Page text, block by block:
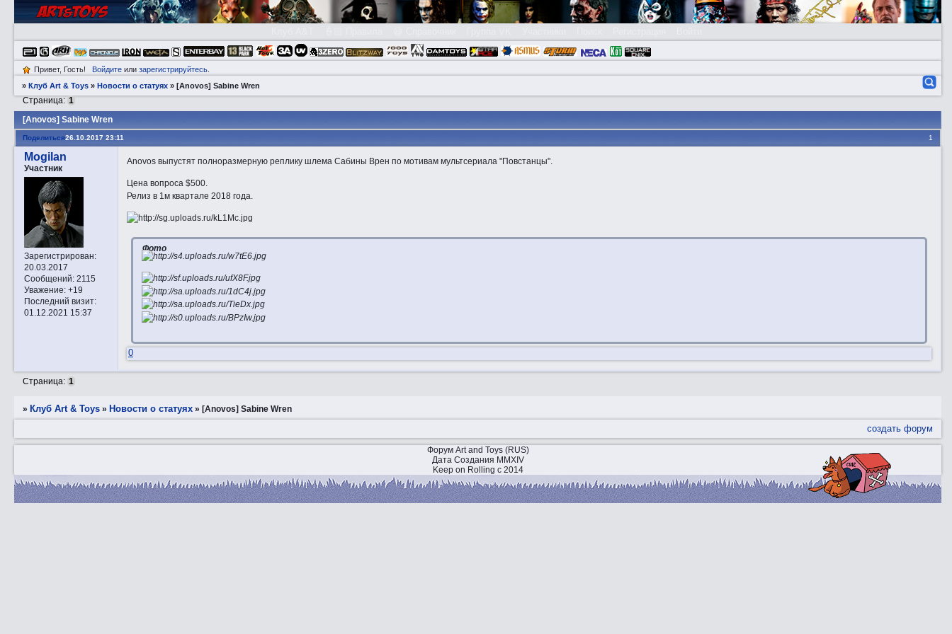
Привет, Гость! Войдитеили зарегистрируйтесь.
»Клуб Art & Toys »Новости о статуях »[Anovos] Sabine Wren
[Anovos] Sabine Wren
Страница: 1
Поделиться 1
26.10.2017 23:11
Mogilan
Участник
Зарегистрирован:
20.03.2017
Сообщений:2115
Уважение: +19
Последний визит:
01.12.2021 15:37
Anovos выпустят полноразмерную реплику шлема Сабины Врен по мотивам мультсериала "Повстанцы".
Цена вопроса $500.
Релиз в 1м квартале 2018 года.
Фото
0
Страница: 1
» Клуб Art & Toys » Новости о статуях » [Anovos] Sabine Wren
создать форум
Форум Art and Toys (RUS)
Дата Создания MMXIV
Keep on Rolling с 2014